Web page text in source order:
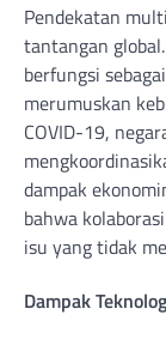
Pendekatan
tantangan
berfungsi
merumuskan
COVID-19,
dampak
bahwa
isu yang tidak
Dampak